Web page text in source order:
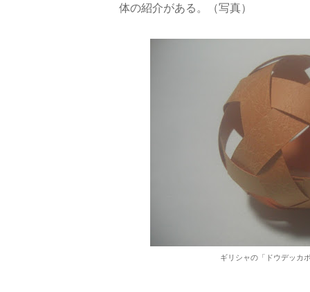
体の紹介がある。（写真）
ギリシャの「ドウデッカ